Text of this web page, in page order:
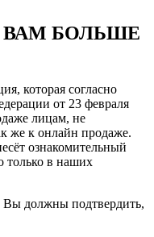
ВАМ БОЛЬШЕ
которая согласно
от 23 февраля
лицам, не
же к онлайн продаже.
ознакомительный
только в наших
Вы должны подтвердить,